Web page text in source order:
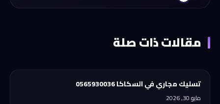
مقالات ذات صلة
تسليك مجاري في السكاكا 0565930036
مايو 30, 2026